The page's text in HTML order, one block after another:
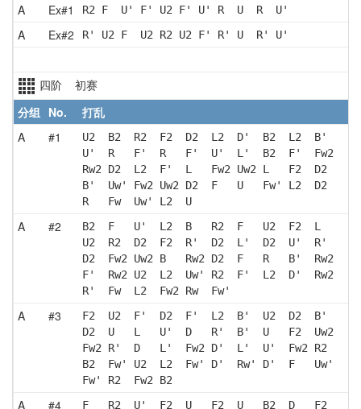
A Ex#1 R2 F  U' F' U2 F' U' R  U  R  U'
A Ex#2 R' U2 F  U2 R2 U2 F' R' U  R' U'
四阶 初赛
分组 No.
打乱
A
#1
U2  B2  R2  F2  D2  L2  D'  B2  L2  B'
U'  R   F'  R   F'  U'  L'  B2  F'  Fw2
Rw2 D2  L2  F'  L   Fw2 Uw2 L   F2  D2
B'  Uw' Fw2 Uw2 D2  F   U   Fw' L2  D2
R   Fw  Uw' L2  U
A #2
B2  F   U'  L2  B   R2  F   U2  F2  L
U2  R2  D2  F2  R'  D2  L'  D2  U'  R'
D2  Fw2 Uw2 B   Rw2 D2  F   R   B'  Rw2
F'  Rw2 U2  L2  Uw' R2  F'  L2  D'  Rw2
R'  Fw  L2  Fw2 Rw  Fw'
A #3
F2  U2  F'  D2  F'  L2  B'  U2  D2  B'
D2  U   L   U'  D   R'  B'  U   F2  Uw2
Fw2 R'  D   L'  Fw2 D'  L'  U'  Fw2 R2
B2  Fw' U2  L2  Fw' D'  Rw' D'  F   Uw'
Fw' R2  Fw2 B2
A #4 F   R2  U'  F2  U   F2  U   B2  D   F2